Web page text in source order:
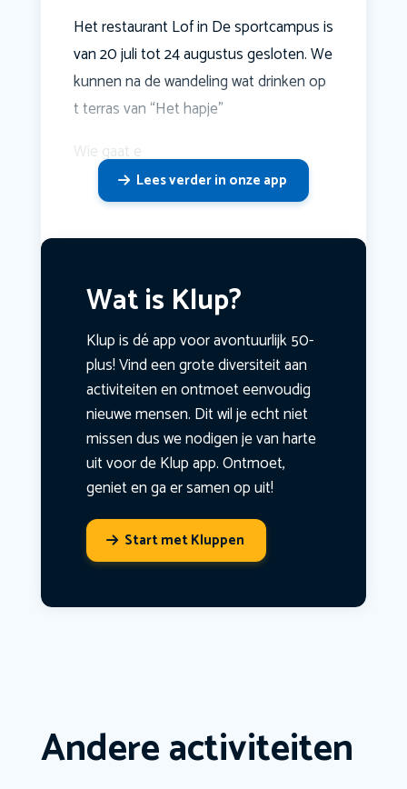
Het restaurant Lof in De sportcampus is
van 20 juli tot 24 augustus gesloten. We
kunnen na de wandeling wat drinken op
t terras van “Het hapje”
Wie gaat e
Lees verder in onze app
Wat is Klup?
Klup is dé app voor avontuurlijk 50-
plus! Vind een grote diversiteit aan
activiteiten en ontmoet eenvoudig
nieuwe mensen. Dit wil je echt niet
missen dus we nodigen je van harte
uit voor de Klup app. Ontmoet,
geniet en ga er samen op uit!
Start met Kluppen
Andere activiteiten